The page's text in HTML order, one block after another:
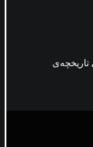
تاریخچه‌ی